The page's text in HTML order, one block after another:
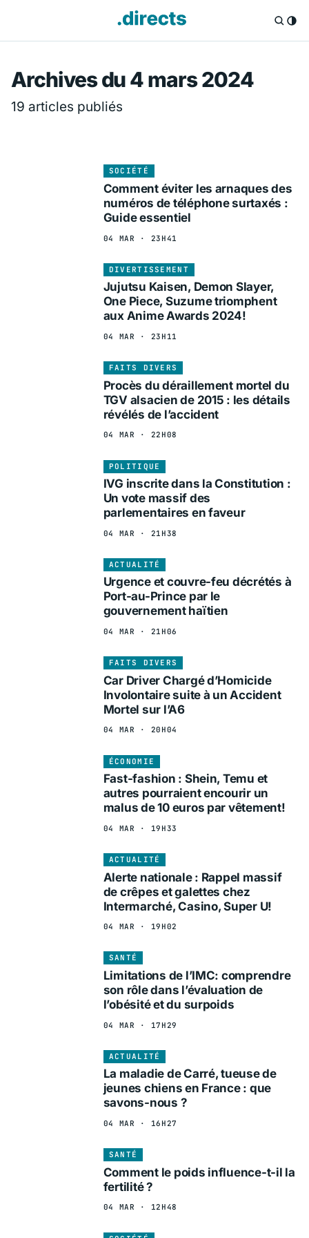
Directs.fr —
Archives du 4 mars 2024
19 articles publiés
SOCIÉTÉ
Comment éviter les arnaques des
numéros de téléphone surtaxés :
Guide essentiel
04 MAR · 23H41
DIVERTISSEMENT
Jujutsu Kaisen, Demon Slayer,
One Piece, Suzume triomphent
aux Anime Awards 2024!
04 MAR · 23H11
FAITS DIVERS
Procès du déraillement mortel du
TGV alsacien de 2015 : les détails
révélés de l’accident
04 MAR · 22H08
POLITIQUE
IVG inscrite dans la Constitution :
Un vote massif des
parlementaires en faveur
04 MAR · 21H38
ACTUALITÉ
Urgence et couvre-feu décrétés à
Port-au-Prince par le
gouvernement haïtien
04 MAR · 21H06
FAITS DIVERS
Car Driver Chargé d’Homicide
Involontaire suite à un Accident
Mortel sur l’A6
04 MAR · 20H04
ÉCONOMIE
Fast-fashion : Shein, Temu et
autres pourraient encourir un
malus de 10 euros par vêtement!
04 MAR · 19H33
ACTUALITÉ
Alerte nationale : Rappel massif
de crêpes et galettes chez
Intermarché, Casino, Super U!
04 MAR · 19H02
SANTÉ
Limitations de l’IMC: comprendre
son rôle dans l’évaluation de
l’obésité et du surpoids
04 MAR · 17H29
ACTUALITÉ
La maladie de Carré, tueuse de
jeunes chiens en France : que
savons-nous ?
04 MAR · 16H27
SANTÉ
Comment le poids influence-t-il la
fertilité ?
04 MAR · 12H48